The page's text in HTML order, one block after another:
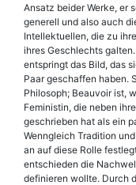
Ansatz beider Werke, er
generell und also auch
Intellektuellen, die zu
ihres Geschlechts
entspringt das Bild, das
Paar geschaffen haben.
Philosoph; Beauvoir ist,
Feministin, die neben
geschrieben hat als ein
Wenngleich Tradition
an auf diese Rolle
entschieden die
definieren wollte. Durch